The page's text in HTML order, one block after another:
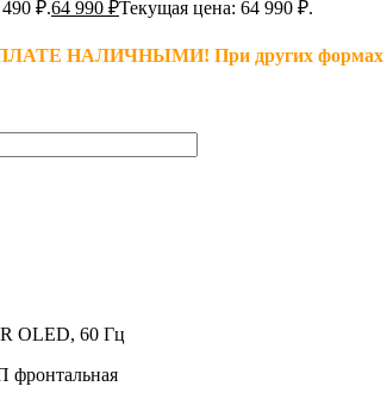
₽.64 990 ₽Текущая цена: 64 990 ₽.
При других формах
OLED, 60 Гц